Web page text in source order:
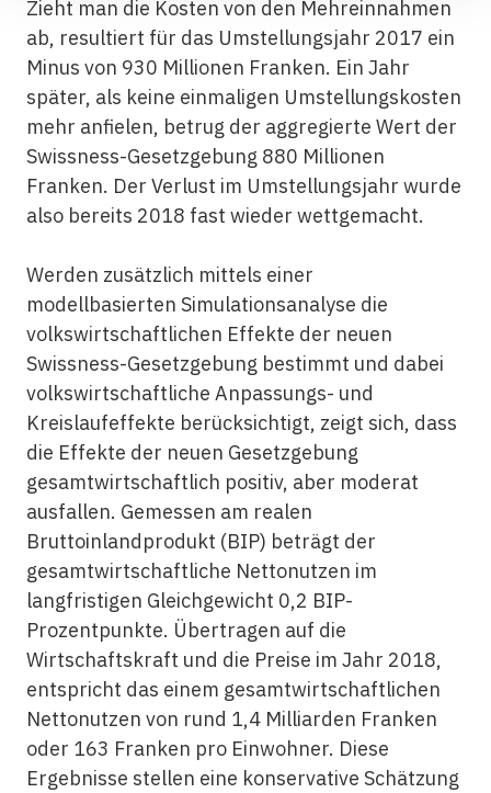
Zieht man die Kosten von den Mehreinnahmen
ab, resultiert für das Umstellungsjahr 2017 ein
Minus von 930 Millionen Franken. Ein Jahr
später, als keine einmaligen Umstellungskosten
mehr anfielen, betrug der aggregierte Wert der
Swissness-Gesetzgebung 880 Millionen
Franken. Der Verlust im Umstellungsjahr wurde
also bereits 2018 fast wieder wettgemacht.
Werden zusätzlich mittels einer
modellbasierten Simulationsanalyse die
volkswirtschaftlichen Effekte der neuen
Swissness-Gesetzgebung bestimmt und dabei
volkswirtschaftliche Anpassungs- und
Kreislaufeffekte berücksichtigt, zeigt sich, dass
die Effekte der neuen Gesetzgebung
gesamtwirtschaftlich positiv, aber moderat
ausfallen. Gemessen am realen
Bruttoinlandprodukt (BIP) beträgt der
gesamtwirtschaftliche Nettonutzen im
langfristigen Gleichgewicht 0,2 BIP-
Prozentpunkte. Übertragen auf die
Wirtschaftskraft und die Preise im Jahr 2018,
entspricht das einem gesamtwirtschaftlichen
Nettonutzen von rund 1,4 Milliarden Franken
oder 163 Franken pro Einwohner. Diese
Ergebnisse stellen eine konservative Schätzung